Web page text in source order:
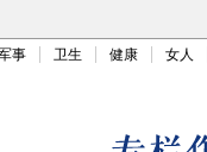
事 卫生 健康 女人